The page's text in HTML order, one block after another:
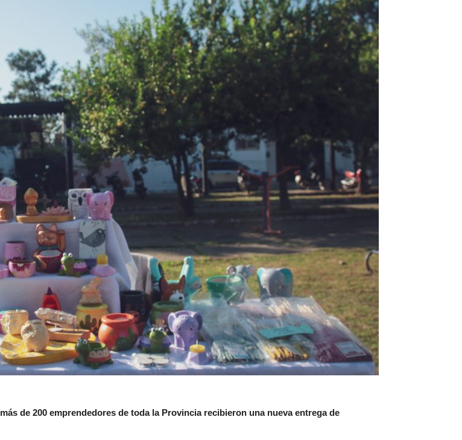
más de 200 emprendedores de toda la Provincia recibieron una nueva entrega de